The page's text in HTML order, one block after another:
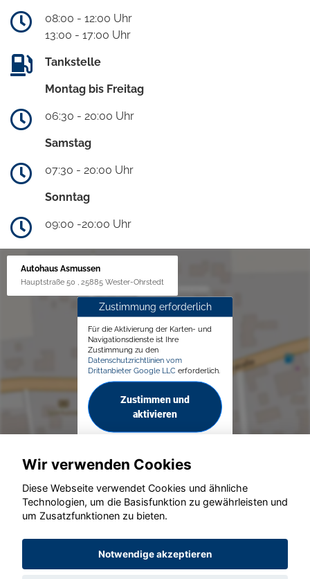
08:00 - 12:00 Uhr
13:00 - 17:00 Uhr
Tankstelle
Montag bis Freitag
06:30 - 20:00 Uhr
Samstag
07:30 - 20:00 Uhr
Sonntag
09:00 -20:00 Uhr
Autohaus Asmussen
Hauptstraße 50 , 25885 Wester-Ohrstedt
Zustimmung erforderlich
Für die Aktivierung der Karten- und
Navigationsdienste ist Ihre
Zustimmung zu den
Datenschutzrichtlinien vom
Drittanbieter Google LLC erforderlich.
Zustimmen und
aktivieren
© konjunkturmotor.de GmbH 2020 - 2026
Wir verwenden Cookies
Diese Webseite verwendet Cookies und ähnliche
Technologien, um die Basisfunktion zu gewährleisten und
um Zusatzfunktionen zu bieten.
Notwendige akzeptieren